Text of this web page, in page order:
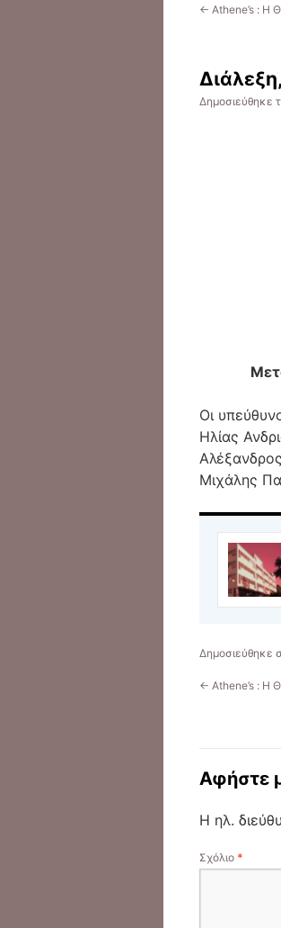
← Athene’s : Η
Δημοσιεύθηκε
Οι
Ηλίας
Μιχάλης
Δημοσιεύθηκε
← Athene’s : Η
Αφήστε
Η ηλ.
Σχόλιο *